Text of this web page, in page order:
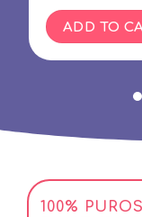
R$
ADD TO
100% PUROS